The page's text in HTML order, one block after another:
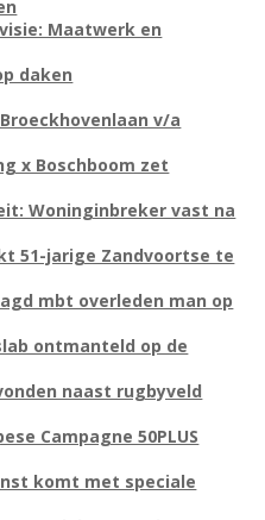
Maatwerk en
daken
v/a
x Boschboom zet
Woninginbreker vast na
51-jarige Zandvoortse te
mbt overleden man op
ontmanteld op de
naast rugbyveld
Campagne 50PLUS
komt met speciale